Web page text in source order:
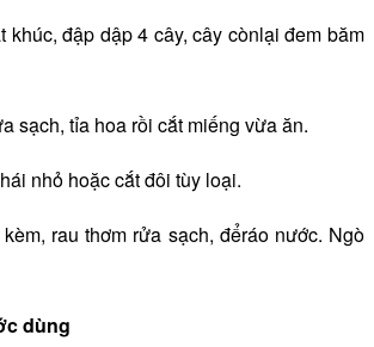
khúc, đập dập 4 cây, cây cònlại đem băm
sạch, tỉa hoa rồi cắt miếng vừa ăn.
nhỏ hoặc cắt đôi tùy loại.
rau thơm rửa sạch, đểráo nước. Ngò
dùng